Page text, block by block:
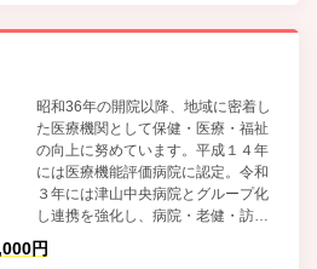
昭和36年の開院以降、地域に密着し
た医療機関として保健・医療・福祉
の向上に努めています。平成１４年
には医療機能評価病院に認定。令和
３年には津山中央病院とグループ化
し連携を強化し、病院・老健・訪問
看護、居宅支援を通じて地元にニー
ズに合った医療・介護を提供してい
円